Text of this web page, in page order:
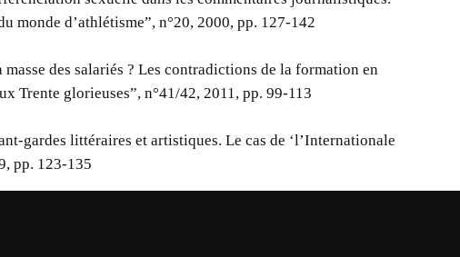
monde d’athlétisme”, n°20, 2000, pp. 127-142
des salariés ? Les contradictions de la formation en
Trente glorieuses”, n°41/42, 2011, pp. 99-113
gardes littéraires et artistiques. Le cas de ‘l’Internationale
pp. 123-135